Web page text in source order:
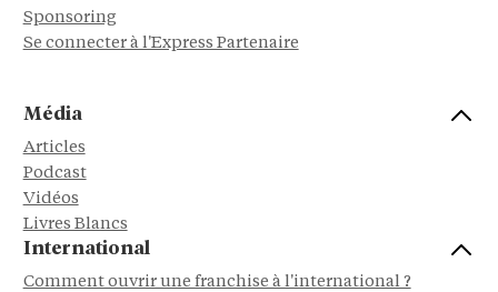
Sponsoring
Se connecter à l'Express Partenaire
Média
Articles
Podcast
Vidéos
Livres Blancs
International
Comment ouvrir une franchise à l'international ?